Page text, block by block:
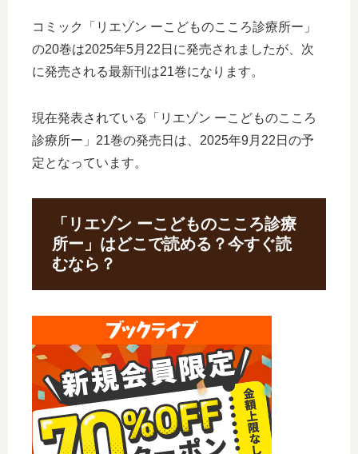
コミック「リエゾン ーこどものこころ診療所ー」
の20巻は2025年5月22日に発売されましたが、次
に発売される最新刊は21巻になります。
現在発表されている「リエゾン ーこどものこころ
診療所ー」21巻の発売日は、2025年9月22日の予
定となっています。
「リエゾン ーこどものこころ診療
所ー」はどこで読める？今すぐ読
むなら？